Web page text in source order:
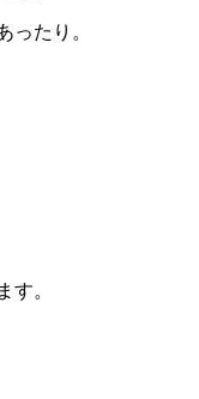
ったり。
す。